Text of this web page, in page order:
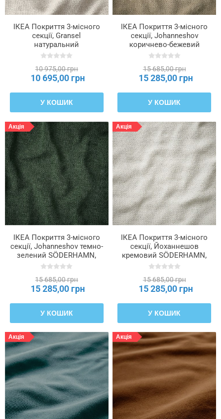
ІКЕА Покриття 3-місного
секції, Gransel
натуральний
SÖDERHAMN, 806.302.55
10 975,00 грн
10 695,00 грн
У КОШИК
ІКЕА Покриття 3-місного
секції, Johanneshov
коричнево-бежевий
SÖDERHAMN, 906.294.02
15 685,00 грн
15 285,00 грн
У КОШИК
Акція
ІКЕА Покриття 3-місного
секції, Johanneshov темно-
зелений SÖDERHAMN,
206.294.10
15 685,00 грн
15 285,00 грн
У КОШИК
Акція
ІКЕА Покриття 3-місного
секції, Йоханнешов
кремовий SÖDERHAMN,
506.293.95
15 685,00 грн
15 285,00 грн
У КОШИК
Акція Акція